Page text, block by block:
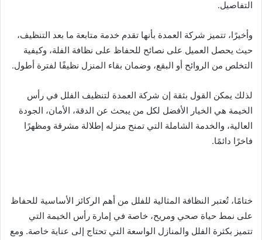
التفاصيل.
وأخيرًا، تتميز شركة العمدة بأنها تقدم خدمة متابعة ما بعد التنظيف،
حيث يحصل العميل على نصائح للحفاظ على نظافة الفلة، وكيفية
التخلص من الروائح أو البقع، وضمان بقاء المنزل نظيفًا لفترة أطول.
لذلك يمكن القول بثقة إن شركة العمدة لتنظيف الفلل في رأس
الخيمة هي الخيار الأفضل لكل من يبحث عن الدقة، الأمان، الجودة
العالية، والخدمة الشاملة التي تمنح منزله إطلالة مشرقة ومظهرًا
فاخرًا دائمًا.
ختامًا، تُعتبر النظافة المثالية للفلل من أهم الركائز الأساسية للحفاظ
على نمط حياة صحي ومريح، خاصة في إمارة رأس الخيمة التي
تتميز بكثرة الفلل والمنازل الواسعة التي تحتاج إلى عناية خاصة. ومع